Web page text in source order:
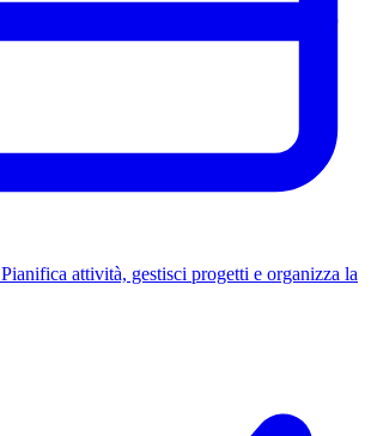
Pianifica attività, gestisci progetti e organizza la